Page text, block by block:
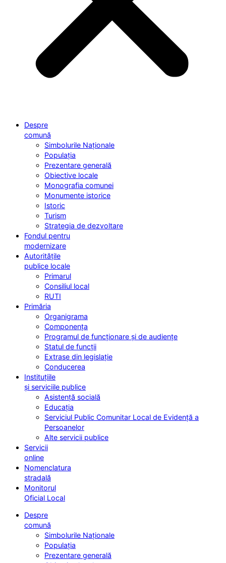
Despre
comună
Simbolurile Naționale
Populația
Prezentare generală
Obiective locale
Monografia comunei
Monumente istorice
Istoric
Turism
Strategia de dezvoltare
Fondul pentru
modernizare
Autoritățile
publice locale
Primarul
Consiliul local
RUTI
Primăria
Organigrama
Componența
Programul de funcționare și de audiențe
Statul de funcții
Extrase din legislație
Conducerea
Instituțiile
și serviciile publice
Asistență socială
Educația
Serviciul Public Comunitar Local de Evidență a
Persoanelor
Alte servicii publice
Servicii
online
Nomenclatura
stradală
Monitorul
Oficial Local
Despre
comună
Simbolurile Naționale
Populația
Prezentare generală